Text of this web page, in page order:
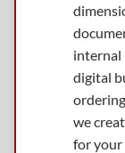
internal
digital
we
for your